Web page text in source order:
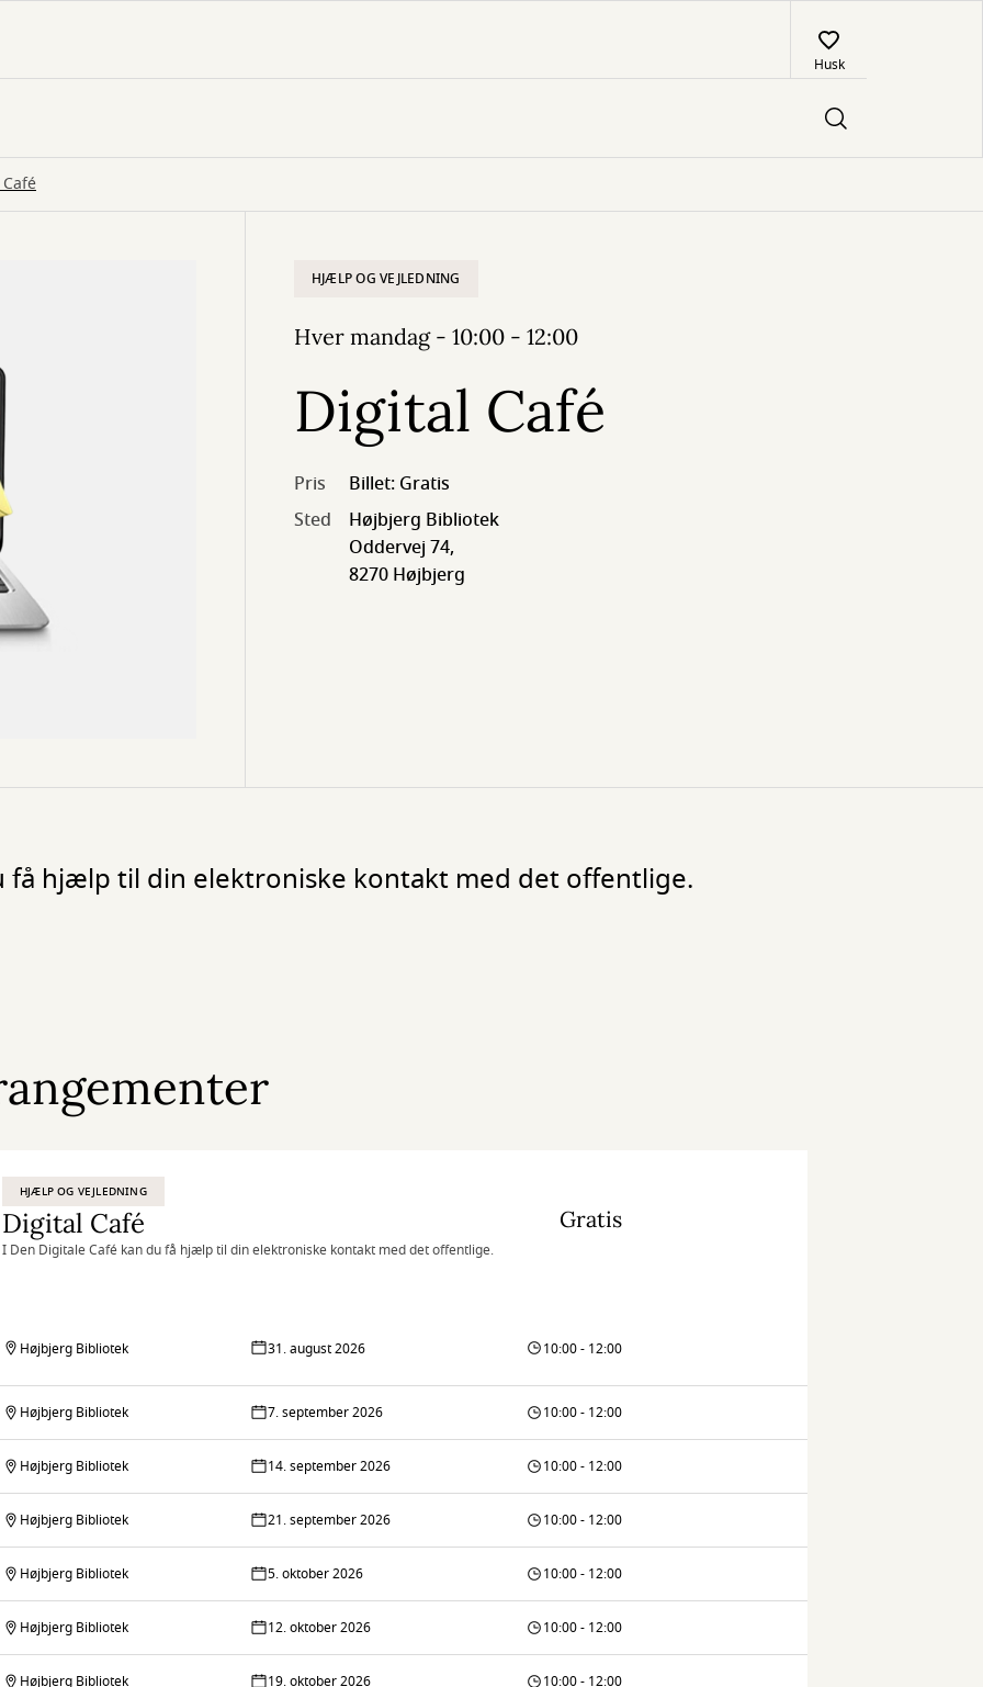
Husk
HJÆLP OG VEJLEDNING
Hver mandag - 10:00 - 12:00
Digital Café
Pris
Billet: Gratis
Sted
Højbjerg Bibliotek
Oddervej 74,
8270 Højbjerg
få hjælp til din elektroniske kontakt med det offentlige.
HJÆLP OG VEJLEDNING
Digital Café
I Den Digitale Café kan du få hjælp til din elektroniske kontakt med det offentlige.
Gratis
Højbjerg Bibliotek 31. august 2026 10:00 - 12:00
Højbjerg Bibliotek 7. september 2026 10:00 - 12:00
Højbjerg Bibliotek 14. september 2026 10:00 - 12:00
Højbjerg Bibliotek 21. september 2026 10:00 - 12:00
Højbjerg Bibliotek 5. oktober 2026 10:00 - 12:00
Højbjerg Bibliotek 12. oktober 2026 10:00 - 12:00
Højbjerg Bibliotek 19. oktober 2026 10:00 - 12:00